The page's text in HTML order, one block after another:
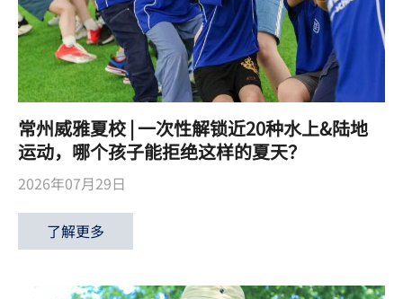
常州威雅夏校 | 一次性解锁近20种水上&陆地
运动，哪个孩子能拒绝这样的夏天？
2026年07月29日
了解更多